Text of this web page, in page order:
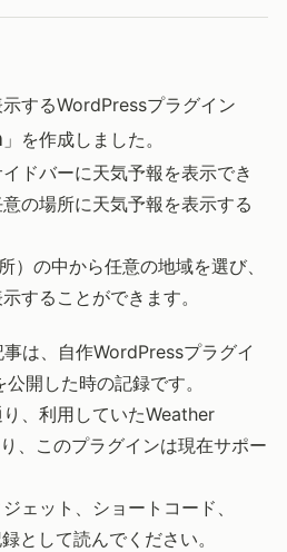
するWordPressプラグイン
」を作成しました。
ドバーに天気予報を表示でき
の場所に天気予報を表示する
）の中から任意の地域を選び、
することができます。
は、自作WordPressプラグイ
公開した時の記録です。
、利用していたWeather
、このプラグインは現在サポー
ェット、ショートコード、
として読んでください。